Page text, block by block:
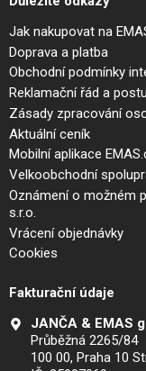
Jak nakupovat na
Doprava a platba
Obchodní podmínky
Reklamační řád a
Zásady zpracování
Aktuální ceník
Mobilní aplikace
Velkoobchodní
Oznámení o možném
s.r.o.
Vrácení objednávky
Cookies
Fakturační údaje
JANČA & EMAS
Průběžná 2265/84
100 00, Praha 10